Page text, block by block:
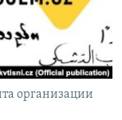
организации